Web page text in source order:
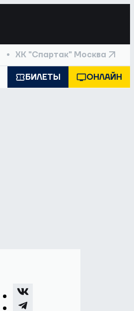
ХК "Спартак" Москва
БИЛЕТЫ ОНЛАЙН